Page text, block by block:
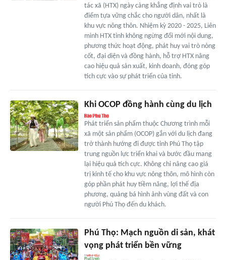
tác xã (HTX) ngày càng khẳng định vai trò là
điểm tựa vững chắc cho người dân, nhất là
khu vực nông thôn. Nhiệm kỳ 2020 - 2025, Liên
minh HTX tỉnh không ngừng đổi mới nội dung,
phương thức hoạt động, phát huy vai trò nòng
cốt, đại diện và đồng hành, hỗ trợ HTX nâng
cao hiệu quả sản xuất, kinh doanh, đóng góp
tích cực vào sự phát triển của tỉnh.
Khi OCOP đồng hành cùng du lịch
Phát triển sản phẩm thuộc Chương trình mỗi
xã một sản phẩm (OCOP) gắn với du lịch đang
trở thành hướng đi được tỉnh Phú Thọ tập
trung nguồn lực triển khai và bước đầu mang
lại hiệu quả tích cực. Không chỉ nâng cao giá
trị kinh tế cho khu vực nông thôn, mô hình còn
góp phần phát huy tiềm năng, lợi thế địa
phương, quảng bá hình ảnh vùng đất và con
người Phú Thọ đến du khách.
Phú Thọ: Mạch nguồn di sản, khát
vọng phát triển bền vững